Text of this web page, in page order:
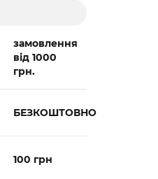
замовлення
від 1000
грн.
БЕЗКОШТОВНО
100 грн